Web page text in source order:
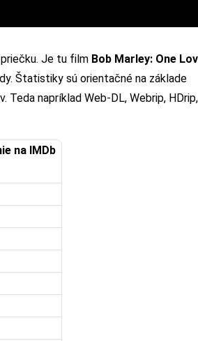
Je tu film Bob Marley: One
Štatistiky sú orientačné na základe
napríklad Web-DL, Webrip, HDrip,
na IMDb